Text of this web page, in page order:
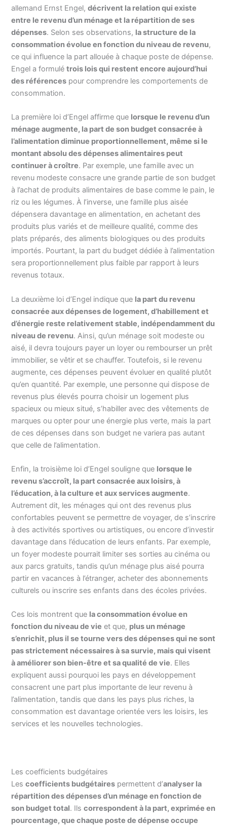
allemand Ernst Engel,décrivent la relation qui existe
entre le revenu d’un ménage et la répartition de ses
dépenses. Selon ses observations, la structure de la
consommation évolue en fonction du niveau de revenu,
ce qui influence la part allouée à chaque poste de dépense.
Engel a formulétrois lois qui restent encore aujourd’hui
des références pour comprendre les comportements de
consommation.
La première loi d’Engel affirme que lorsque le revenu d’un
ménage augmente, la part de son budget consacrée à
l’alimentation diminue proportionnellement, même si le
montant absolu des dépenses alimentaires peut
continuer à croître. Par exemple, une famille avec un
revenu modeste consacre une grande partie de son budget
à l’achat de produits alimentaires de base comme le pain, le
riz ou les légumes. À l’inverse, une famille plus aisée
dépensera davantage en alimentation, en achetant des
produits plus variés et de meilleure qualité, comme des
plats préparés, des aliments biologiques ou des produits
importés. Pourtant, la part du budget dédiée à l’alimentation
sera proportionnellement plus faible par rapport à leurs
revenus totaux.
La deuxième loi d’Engel indique que la part du revenu
consacrée aux dépenses de logement, d’habillement et
d’énergie reste relativement stable, indépendamment du
niveau de revenu. Ainsi, qu’un ménage soit modeste ou
aisé, il devra toujours payer un loyer ou rembourser un prêt
immobilier, se vêtir et se chauffer. Toutefois, si le revenu
augmente, ces dépenses peuvent évoluer en qualité plutôt
qu’en quantité. Par exemple, une personne qui dispose de
revenus plus élevés pourra choisir un logement plus
spacieux ou mieux situé, s’habiller avec des vêtements de
marques ou opter pour une énergie plus verte, mais la part
de ces dépenses dans son budget ne variera pas autant
que celle de l’alimentation.
Enfin, la troisième loi d’Engel souligne que lorsque le
revenu s’accroît, la part consacrée aux loisirs, à
l’éducation, à la culture et aux services augmente.
Autrement dit, les ménages qui ont des revenus plus
confortables peuvent se permettre de voyager, de s’inscrire
à des activités sportives ou artistiques, ou encore d’investir
davantage dans l’éducation de leurs enfants. Par exemple,
un foyer modeste pourrait limiter ses sorties au cinéma ou
aux parcs gratuits, tandis qu’un ménage plus aisé pourra
partir en vacances à l’étranger, acheter des abonnements
culturels ou inscrire ses enfants dans des écoles privées.
Ces lois montrent que la consommation évolue en
fonction du niveau de vie et que, plus un ménage
s’enrichit, plus il se tourne vers des dépenses qui ne sont
pas strictement nécessaires à sa survie, mais qui visent
à améliorer son bien-être et sa qualité de vie. Elles
expliquent aussi pourquoi les pays en développement
consacrent une part plus importante de leur revenu à
l’alimentation, tandis que dans les pays plus riches, la
consommation est davantage orientée vers les loisirs, les
services et les nouvelles technologies.
Les coefficients budgétaires
Lescoefficients budgétaires permettent d’analyser la
répartition des dépenses d’un ménage en fonction de
son budget total. Ilscorrespondent à la part, exprimée en
pourcentage, que chaque poste de dépense occupe